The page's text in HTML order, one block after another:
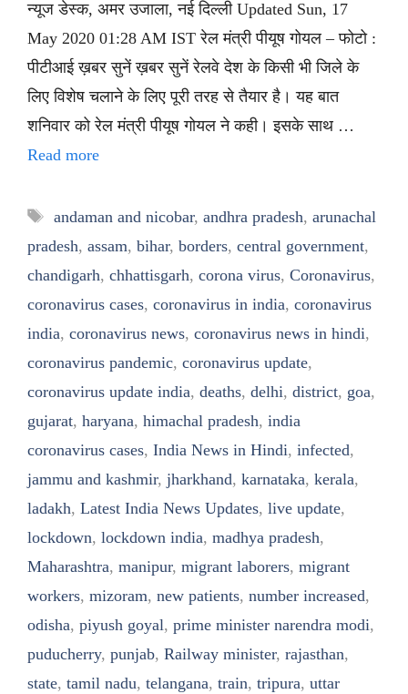
न्यूज डेस्क, अमर उजाला, नई दिल्ली Updated Sun, 17
May 2020 01:28 AM IST रेल मंत्री पीयूष गोयल – फोटो :
पीटीआई ख़बर सुनें ख़बर सुनें रेलवे देश के किसी भी जिले के
लिए विशेष चलाने के लिए पूरी तरह से तैयार है। यह बात
शनिवार को रेल मंत्री पीयूष गोयल ने कही। इसके साथ …
Read more
Tags
andaman and nicobar, andhra pradesh, arunachal
pradesh, assam, bihar, borders, central government,
chandigarh, chhattisgarh, corona virus, Coronavirus,
coronavirus cases, coronavirus in india, coronavirus
india, coronavirus news, coronavirus news in hindi,
coronavirus pandemic, coronavirus update,
coronavirus update india, deaths, delhi, district, goa,
gujarat, haryana, himachal pradesh, india
coronavirus cases, India News in Hindi, infected,
jammu and kashmir, jharkhand, karnataka, kerala,
ladakh, Latest India News Updates, live update,
lockdown, lockdown india, madhya pradesh,
Maharashtra, manipur, migrant laborers, migrant
workers, mizoram, new patients, number increased,
odisha, piyush goyal, prime minister narendra modi,
puducherry, punjab, Railway minister, rajasthan,
state, tamil nadu, telangana, train, tripura, uttar